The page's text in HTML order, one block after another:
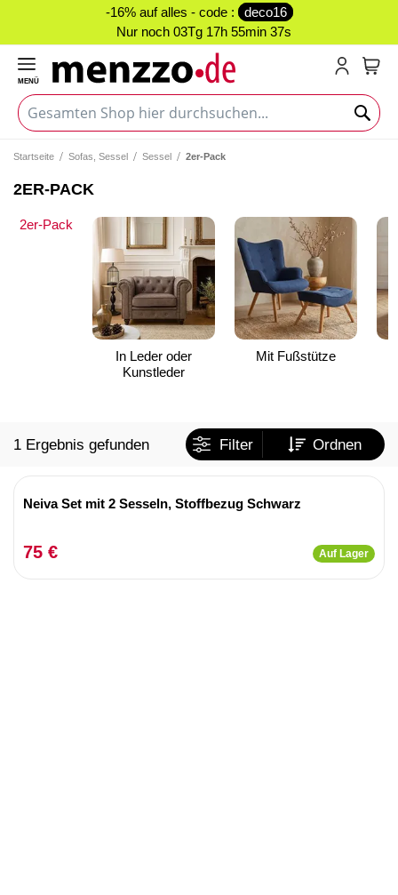
-16% auf alles - code :
deco16
Nur noch 03Tg 17h 55min 37s
MENÜ
Startseite Sofas, Sessel Sessel 2er-Pack
2ER-PACK
2er-Pack
In Leder oder
Kunstleder
Mit Fußstütze
1 Ergebnis gefunden Filter Ordnen
Neiva Set mit 2 Sesseln, Stoffbezug Schwarz
75 € Auf Lager